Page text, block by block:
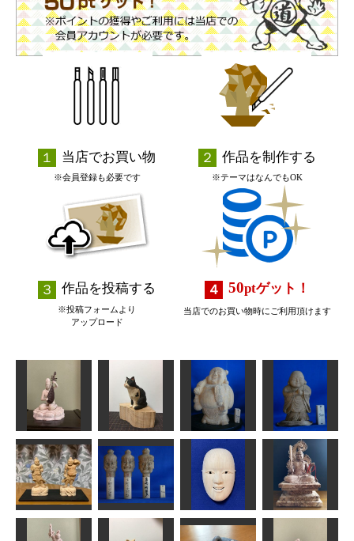
当店でお買い物
※会員登録も必要です
作品を制作する
※テーマはなんでもOK
作品を投稿する
※投稿フォームより
アップロード
50ptゲット！
当店でのお買い物時にご利用頂けます
弁財天
みっちゃん
座った猫（黒
白ハチワレ）
波間
布袋様
ta-chann
わらべ地蔵
ta-chann